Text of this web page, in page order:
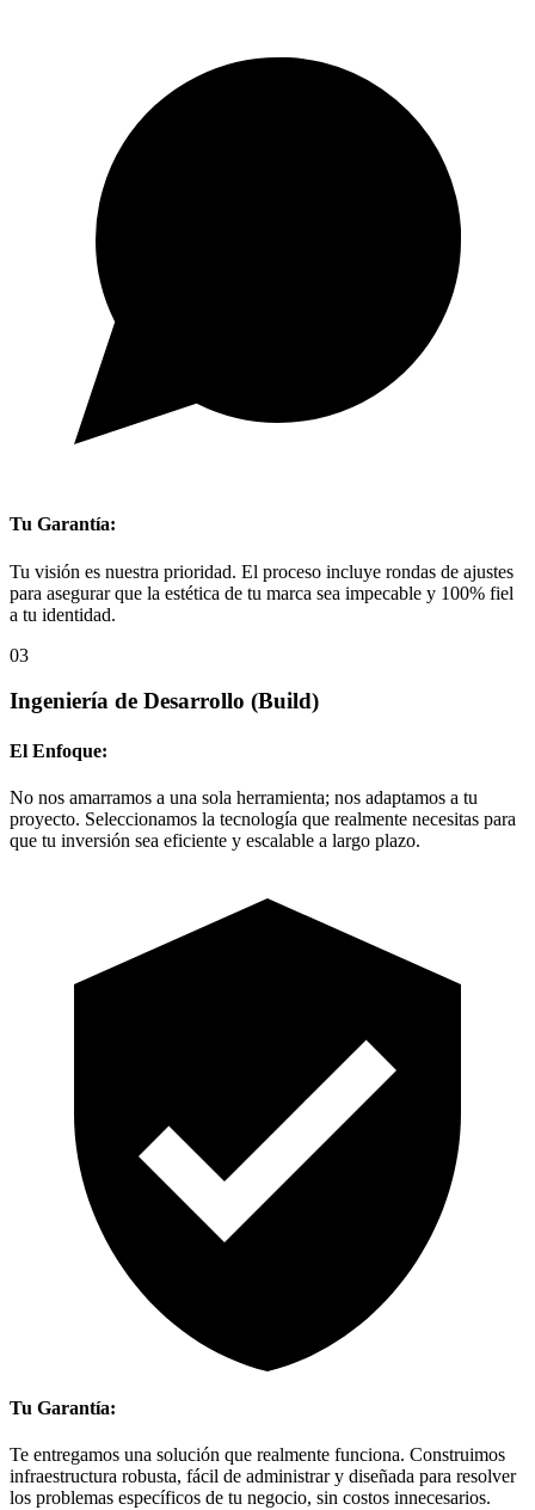
Tu Garantía:
Tu visión es nuestra prioridad. El proceso incluye rondas de ajustes
para asegurar que la estética de tu marca sea impecable y 100% fiel
a tu identidad.
03
Ingeniería de Desarrollo (Build)
El Enfoque:
No nos amarramos a una sola herramienta; nos adaptamos a tu
proyecto. Seleccionamos la tecnología que realmente necesitas para
que tu inversión sea eficiente y escalable a largo plazo.
Tu Garantía:
Te entregamos una solución que realmente funciona. Construimos
infraestructura robusta, fácil de administrar y diseñada para resolver
los problemas específicos de tu negocio, sin costos innecesarios.